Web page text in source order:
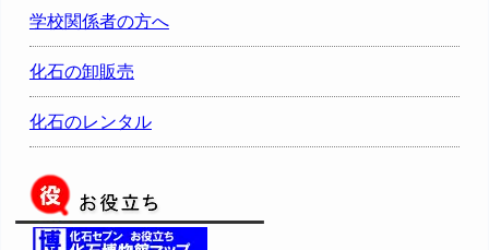
学校関係者の方へ
化石の卸販売
化石のレンタル